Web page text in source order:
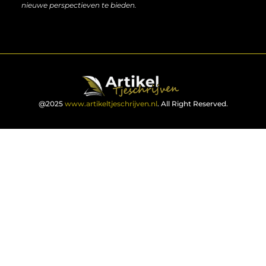
nieuwe perspectieven te bieden.
@2025 www.artikeltjeschrijven.nl. All Right Reserved.